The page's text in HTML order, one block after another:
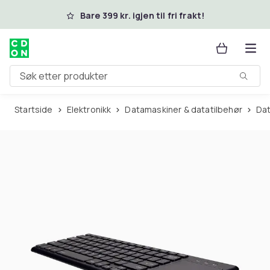
Hopp til hovedinnholdBare 399 kr. igjen til fri frakt!
Søk etter produkter
Startside Elektronikk Datamaskiner & datatilbehør